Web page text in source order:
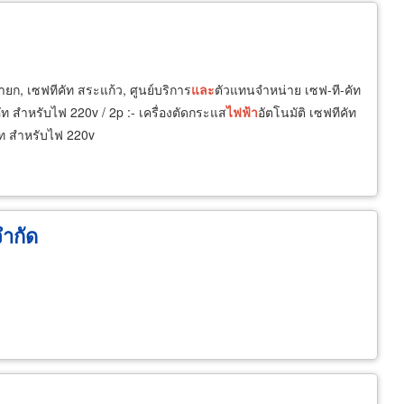
ก, เซฟทีคัท สระแก้ว, ศูนย์บริการและตัวแทนจำหน่าย เซฟ-ที-คัท
สำหรับไฟ 220v / 2p :- เครื่องตัดกระแสไฟฟ้าอัตโนมัติ เซฟทีคัท
สำหรับไฟ 220v
กัด